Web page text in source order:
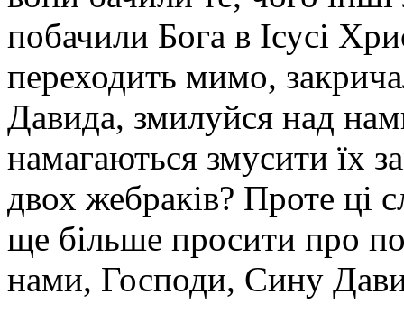
побачили Бога в Ісусі
переходить мимо,
Давида, змилуйся над
намагаються змусити їх
двох жебраків? Проте ці
ще більше просити про
нами, Господи, Сину